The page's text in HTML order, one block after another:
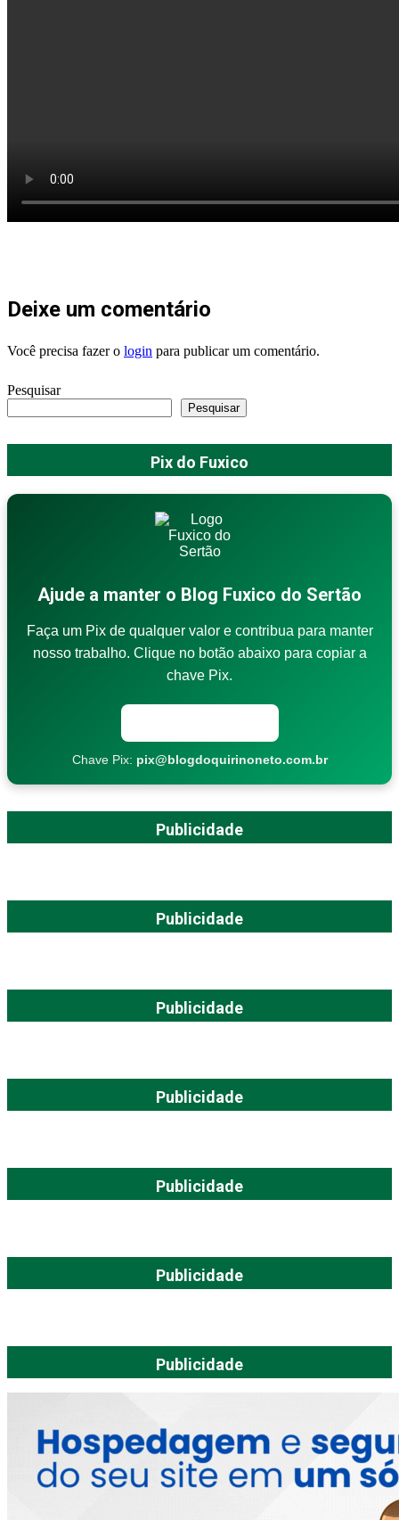
Deixe um comentário
Você precisa fazer o login para publicar um comentário.
Pesquisar
Pesquisar
Pix do Fuxico
Ajude a manter o Blog Fuxico do Sertão
Faça um Pix de qualquer valor e contribua para manter
nosso trabalho. Clique no botão abaixo para copiar a
chave Pix.
Chave Pix: pix@blogdoquirinoneto.com.br
Publicidade
Publicidade
Publicidade
Publicidade
Publicidade
Publicidade
Publicidade